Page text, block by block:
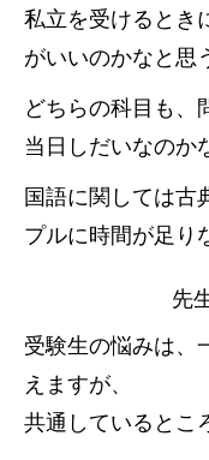
私立を受けるとき
がいいのかなと思
どちらの科目も、
当日しだいなのか
国語に関しては古
プルに時間が足り
先
受験生の悩みは、
えますが、
共通しているとこ